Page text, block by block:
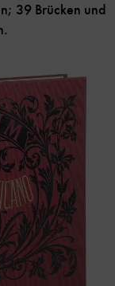
39 Brücken und